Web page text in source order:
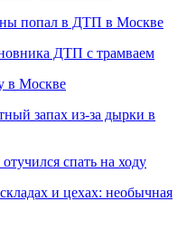
попал в ДТП в Москве
ДТП с трамваем
в Москве
запах из-за дырки в
спать на ходу
и цехах: необычная